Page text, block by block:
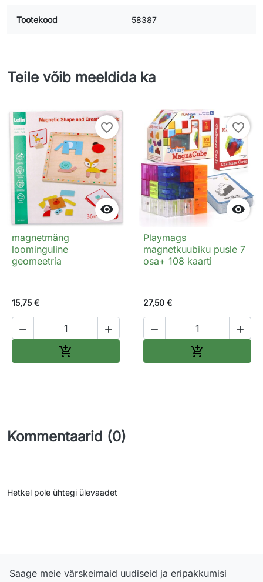
Tootekood 58387
Teile võib meeldida ka

favorite_border
magnetmäng
loominguline
geomeetria
15,75 €
 


favorite_border
Playmags
magnetkuubiku pusle 7
osa+ 108 kaarti
27,50 €
 

Kommentaarid (0)
Hetkel pole ühtegi ülevaadet
Saage meie värskeimaid uudiseid ja eripakkumisi